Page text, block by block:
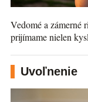
Vedomé a zámerné
prijímame nielen
Uvoľnenie